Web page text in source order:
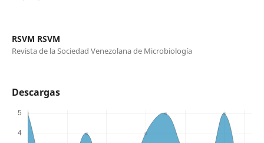
RSVM RSVM
Revista de la Sociedad Venezolana de Microbiología
Descargas